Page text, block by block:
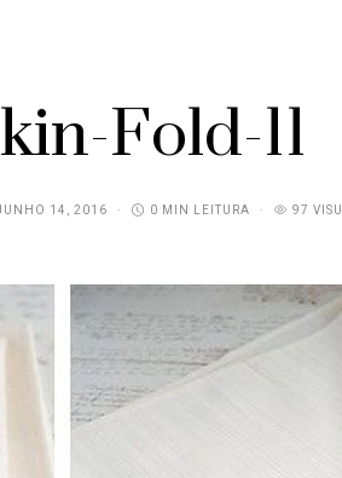
Fold-11
14, 2016 0 MIN LEITURA 97